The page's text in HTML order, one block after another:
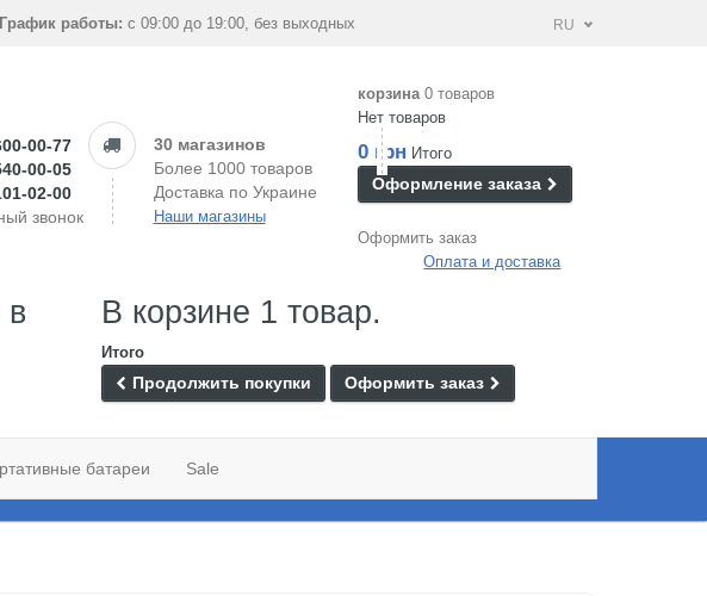
График работы: с 09:00 до 19:00, без выходных RU
00-77
00-05
02-00
звонок
30 магазинов
Более 1000 товаров
Доставка по Украине
Наши магазины
корзина 0 товаров
Нет товаров
0 грн Итого
Оформление заказа
Оформить заказ
Оплата и доставка
в
В корзине 1 товар.
Итого
Продолжить покупки Оформить заказ
батареи Sale